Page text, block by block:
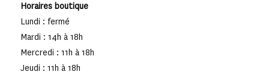
Horaires boutique
Lundi : fermé
Mardi : 14h à 18h
Mercredi : 11h à 18h
Jeudi : 11h à 18h